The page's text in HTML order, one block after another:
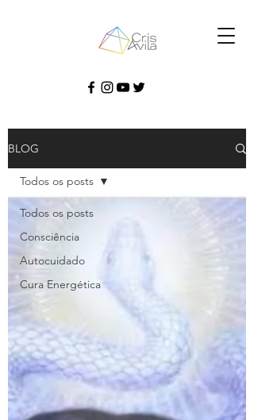
BLOG
Todos os posts
Consciência
Autocuidado
Cura Energética
Todos os posts